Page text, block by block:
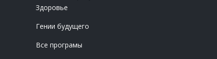
Здоровье
Гении будущего
Все програмы